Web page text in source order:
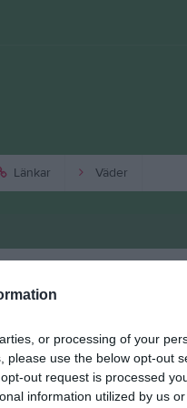
or processing of your
please use the below opt-out
out request is processed
information utilized by us
Länkar Väder
finns att köpa hos oss vid
gäller endast kontant köp på